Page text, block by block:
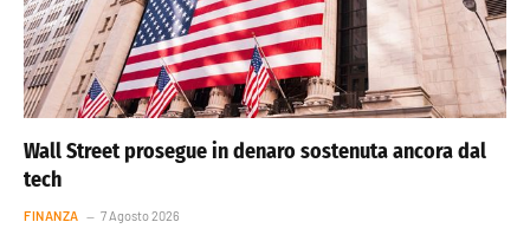
Wall Street prosegue in denaro sostenuta ancora dal
tech
FINANZA 7 Agosto 2026